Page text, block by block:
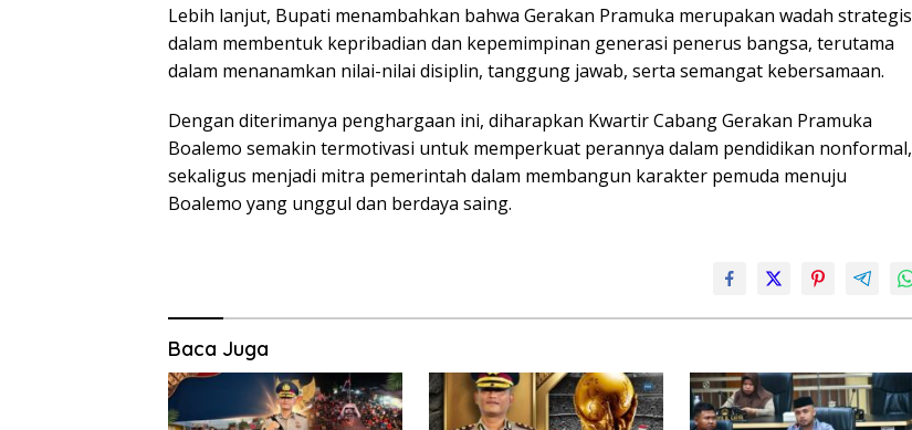
Lebih lanjut, Bupati menambahkan bahwa Gerakan Pramuka merupakan wadah strategis
dalam membentuk kepribadian dan kepemimpinan generasi penerus bangsa, terutama
dalam menanamkan nilai-nilai disiplin, tanggung jawab, serta semangat kebersamaan.
Dengan diterimanya penghargaan ini, diharapkan Kwartir Cabang Gerakan Pramuka
Boalemo semakin termotivasi untuk memperkuat perannya dalam pendidikan nonformal,
sekaligus menjadi mitra pemerintah dalam membangun karakter pemuda menuju
Boalemo yang unggul dan berdaya saing.
Baca Juga